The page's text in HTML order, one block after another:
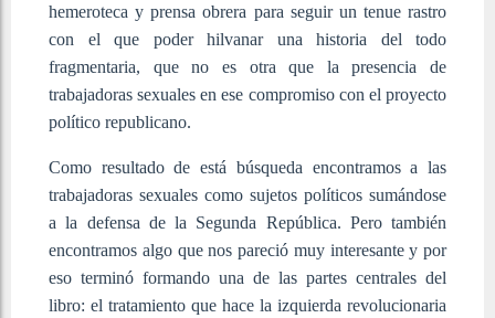
hemeroteca y prensa obrera para seguir un tenue rastro
con el que poder hilvanar una historia del todo
fragmentaria, que no es otra que la presencia de
trabajadoras sexuales en ese compromiso con el proyecto
político republicano.
Como resultado de está búsqueda encontramos a las
trabajadoras sexuales como sujetos políticos sumándose
a la defensa de la Segunda República. Pero también
encontramos algo que nos pareció muy interesante y por
eso terminó formando una de las partes centrales del
libro: el tratamiento que hace la izquierda revolucionaria